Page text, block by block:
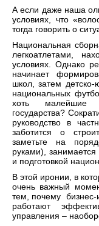
А если даже наша
условиях, что
тогда говорить о
Национальная
легкоатлетами,
условиях. Однако
начинает
школ, затем
национальных
хоть малейшие
государства?
руководство в
заботится о
заметьте на
руками),
и подготовкой
В этой иронии, в
очень важный
тем, почему
работают
управления –